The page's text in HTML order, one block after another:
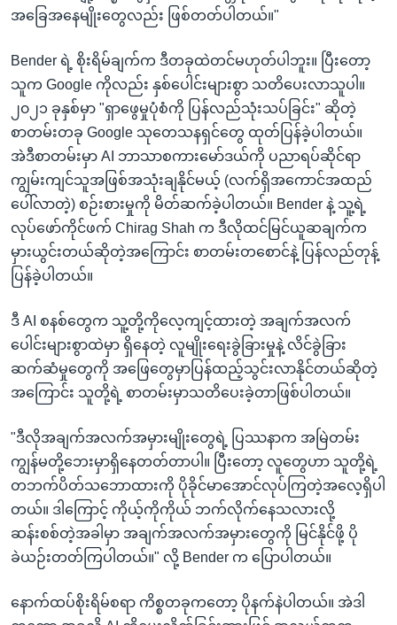
အခြေအနေမျိုးတွေလည်း ဖြစ်တတ်ပါတယ်။"
Bender ရဲ့ စိုးရိမ်ချက်က ဒီတခုထဲတင်မဟုတ်ပါဘူး။ ပြီးတော့
သူက Google ကိုလည်း နှစ်ပေါင်းများစွာ သတိပေးလာသူပါ။
၂၀၂၁ ခုနှစ်မှာ "ရှာဖွေမှုပုံစံကို ပြန်လည်သုံးသပ်ခြင်း" ဆိုတဲ့
စာတမ်းတခု Google သုတေသနရှင်တွေ ထုတ်ပြန်ခဲ့ပါတယ်။
အဲဒီစာတမ်းမှာ AI ဘာသာစကားမော်ဒယ်ကို ပညာရပ်ဆိုင်ရာ
ကျွမ်းကျင်သူအဖြစ်အသုံးချနိုင်မယ့် (လက်ရှိအကောင်အထည်
ပေါ်လာတဲ့) စဉ်းစားမှုကို မိတ်ဆက်ခဲ့ပါတယ်။ Bender နဲ့ သူ့ရဲ့
လုပ်ဖော်ကိုင်ဖက် Chirag Shah က ဒီလိုထင်မြင်ယူဆချက်က
မှားယွင်းတယ်ဆိုတဲ့အကြောင်း စာတမ်းတစောင်နဲ့ ပြန်လည်တုန့်
ပြန်ခဲ့ပါတယ်။
ဒီ AI စနစ်တွေက သူ့တို့ကိုလေ့ကျင့်ထားတဲ့ အချက်အလက်
ပေါင်းများစွာထဲမှာ ရှိနေတဲ့ လူမျိုးရေးခွဲခြားမှုနဲ့ လိင်ခွဲခြား
ဆက်ဆံမှုတွေကို အဖြေတွေမှာပြန်ထည့်သွင်းလာနိုင်တယ်ဆိုတဲ့
အကြောင်း သူတို့ရဲ့ စာတမ်းမှာသတိပေးခဲ့တာဖြစ်ပါတယ်။
"ဒီလိုအချက်အလက်အမှားမျိုးတွေရဲ့ ပြဿနာက အမြဲတမ်း
ကျွန်မတို့ဘေးမှာရှိနေတတ်တာပါ။ ပြီးတော့ လူတွေဟာ သူတို့ရဲ့
တဘက်ပိတ်သဘောထားကို ပိုခိုင်မာအောင်လုပ်ကြတဲ့အလေ့ရှိပါ
တယ်။ ဒါကြောင့် ကိုယ့်ကိုကိုယ် ဘက်လိုက်နေသလားလို့
ဆန်းစစ်တဲ့အခါမှာ အချက်အလက်အမှားတွေကို မြင်နိုင်ဖို့ ပို
ခဲယဉ်းတတ်ကြပါတယ်။" လို့ Bender က ပြောပါတယ်။
နောက်ထပ်စိုးရိမ်စရာ ကိစ္စတခုကတော့ ပိုနက်နဲပါတယ်။ အဲဒါ